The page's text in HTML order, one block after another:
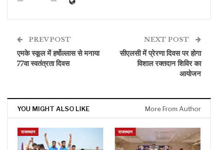
PREV POST
एमके स्कूल में हर्षोल्लास से मनाया
77वा स्वतंत्रता दिवस
NEXT POST
सीएलसी में प्रेरणा दिवस पर होगा
विशाल रक्तदान शिविर का
आयोजन
YOU MIGHT ALSO LIKE More From Author
राजस्थान राजस्थान